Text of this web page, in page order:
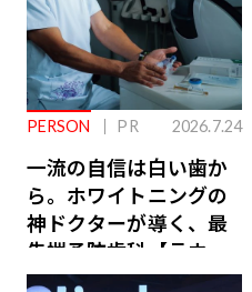
PERSON PR 2026.7.24
一流の自信は白い歯か
ら。ホワイトニングの
神ドクターが導く、最
先端予防歯科【ラウン
ジ会員特典あり】